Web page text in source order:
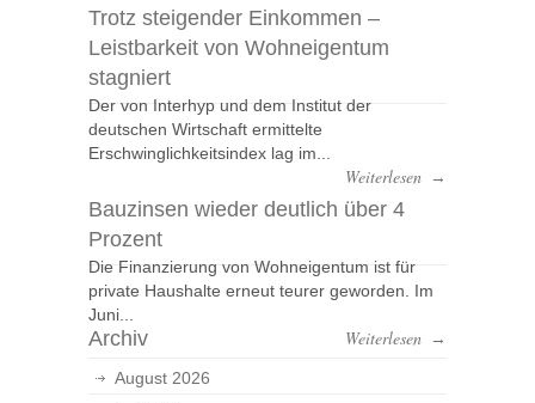
Trotz steigender Einkommen –
Leistbarkeit von Wohneigentum
stagniert
Der von Interhyp und dem Institut der
deutschen Wirtschaft ermittelte
Erschwinglichkeitsindex lag im...
Weiterlesen →
Bauzinsen wieder deutlich über 4
Prozent
Die Finanzierung von Wohneigentum ist für
private Haushalte erneut teurer geworden. Im
Juni...
Weiterlesen →
Archiv
August 2026